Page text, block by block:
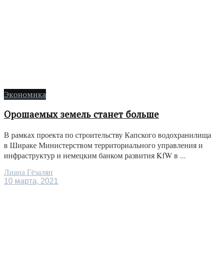
Экономика
Орошаемых земель станет больше
В рамках проекта по строительству Капского водохранилища
в Шираке Министерством территориального управления и
инфраструктур и немецким банком развития KfW в ...
Лиана Гёзалян
10 марта, 2021